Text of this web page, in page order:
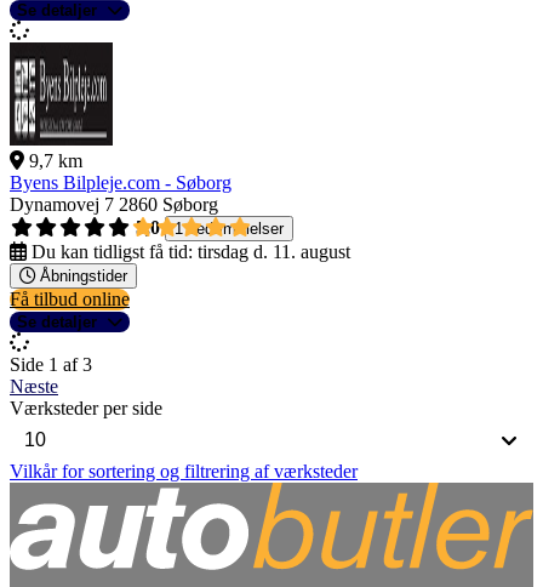
Se detaljer
9,7 km
Byens Bilpleje.com - Søborg
Dynamovej 7 2860 Søborg
5,0
1 bedømmelser
Du kan tidligst få tid: tirsdag d. 11. august
Åbningstider
Få tilbud online
Se detaljer
Side 1 af 3
Næste
Værksteder per side
Vilkår for sortering og filtrering af værksteder